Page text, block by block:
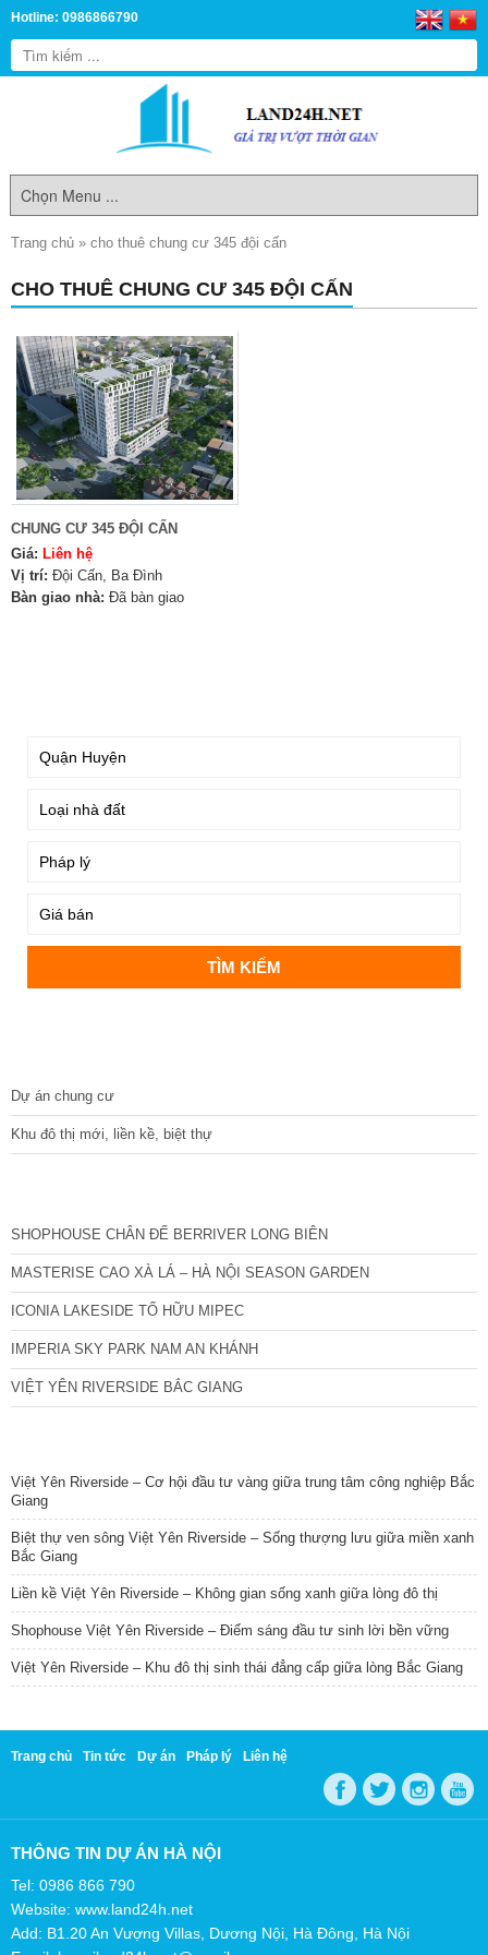
Hotline: 0986866790
Trang chủ » cho thuê chung cư 345 đội cấn
CHO THUÊ CHUNG CƯ 345 ĐỘI CẤN
CHUNG CƯ 345 ĐỘI CẤN
Giá: Liên hệ
Vị trí: Đội Cấn, Ba Đình
Bàn giao nhà: Đã bàn giao
Dự án chung cư
Khu đô thị mới, liền kề, biệt thự
SHOPHOUSE CHÂN ĐẾ BERRIVER LONG BIÊN
MASTERISE CAO XÀ LÁ – HÀ NỘI SEASON GARDEN
ICONIA LAKESIDE TỐ HỮU MIPEC
IMPERIA SKY PARK NAM AN KHÁNH
VIỆT YÊN RIVERSIDE BẮC GIANG
Việt Yên Riverside – Cơ hội đầu tư vàng giữa trung tâm công nghiệp Bắc
Giang
Biệt thự ven sông Việt Yên Riverside – Sống thượng lưu giữa miền xanh
Bắc Giang
Liền kề Việt Yên Riverside – Không gian sống xanh giữa lòng đô thị
Shophouse Việt Yên Riverside – Điểm sáng đầu tư sinh lời bền vững
Việt Yên Riverside – Khu đô thị sinh thái đẳng cấp giữa lòng Bắc Giang
Trang chủ Tin tức Dự án Pháp lý Liên hệ
THÔNG TIN DỰ ÁN HÀ NỘI
Tel: 0986 866 790
Website: www.land24h.net
Add: B1.20 An Vượng Villas, Dương Nội, Hà Đông, Hà Nội